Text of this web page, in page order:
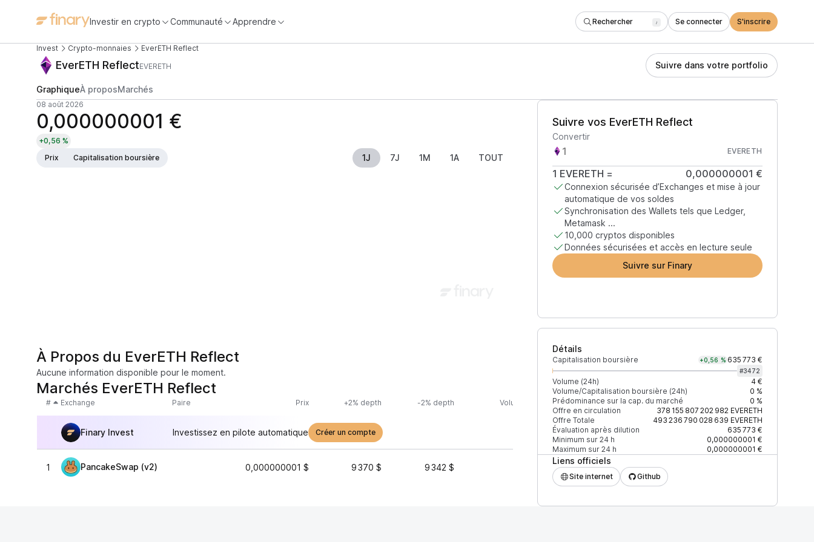
Investir en crypto Communauté Apprendre Rechercher / Se connecter S'inscrire
Invest Crypto-monnaies EverETH Reflect
EverETH ReflectEVERETH Suivre dans votre portfolio
GraphiqueÀ proposMarchés
08 août 2026
0,000000001 €
+0,56 %
Prix
Capitalisation boursière 1J 7J 1M 1A TOUT
Suivre vos EverETH Reflect
Convertir
EVERETH
1 EVERETH = 0,000000001 €
Connexion sécurisée d’Exchanges et mise à jour
automatique de vos soldes
Synchronisation des Wallets tels que Ledger,
Metamask ...
10,000 cryptos disponibles
Données sécurisées et accès en lecture seule
Suivre sur Finary
Détails
Capitalisation boursière +0,56 % 635 773 €
#3472
Volume (24h)
4 €
Volume/Capitalisation boursière (24h)
0 %
Prédominance sur la cap. du marché
0 %
Offre en circulation
378 155 807 202 982EVERETH
Offre Totale
493 236 790 028 639 EVERETH
Évaluation après dilution
635 773 €
Minimum sur 24 h
0,000000001 €
Maximum sur 24 h
0,000000001 €
Liens officiels
Site internet Github
À Propos du EverETH Reflect
Aucune information disponible pour le moment.
Marchés EverETH Reflect
# Exchange Paire Prix +2% depth -2% depth Volume (24h) % du volume Confiance Mis à jour
Finary Invest Investissez en pilote automatique Créer un compte
1 PancakeSwap (v2) 0,000000001 $ 9 370 $ 9 342 $ 100 % ÉLEVÉE